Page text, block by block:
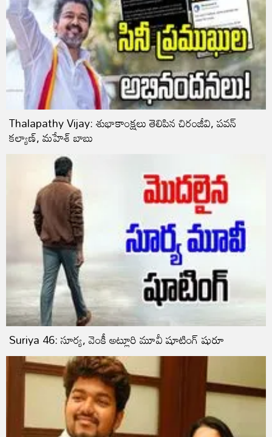
Thalapathy Vijay: శుభాకాంక్ష‌లు తెలిపిన చిరంజీవి, ప‌వ‌న్
క‌ల్యాణ్‌, మ‌హేశ్ బాబు
Suriya 46: సూర్య, వెంకీ అట్లూరి మూవీ షూటింగ్ షురూ